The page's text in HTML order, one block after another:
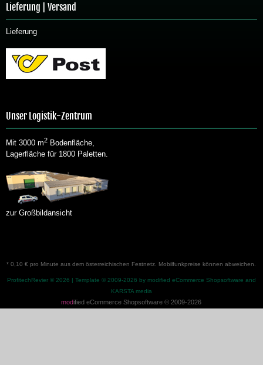
Lieferung | Versand
Lieferung
Unser Logistik-Zentrum
Mit 3000 m2 Bodenfläche,
Lagerfläche für 1800 Paletten.
zur Großbildansicht
* 0,10 € pro Minute aus dem österreichischen Festnetz. Mobilfunkpreise können abweichen.
ProfitechRevier © 2026 | Template © 2009-2026 by modified eCommerce Shopsoftware and
KARSTA media
modified eCommerce Shopsoftware © 2009-2026